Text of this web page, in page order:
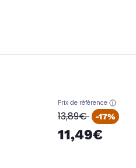
Prix de référence
oldPrice
13,89€ -17%
11,49€